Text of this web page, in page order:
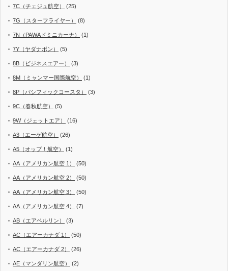
7C（チェジュ航空） (25)
7G（スターフライヤー） (8)
7N（PAWAドミニカーナ） (1)
7Y（ヤダナポン） (5)
8B（ビジネスエアー） (3)
8M（ミャンマー国際航空） (1)
8P（パシフィックコースタ） (3)
9C（春秋航空） (5)
9W（ジェットエア） (16)
A3（エーゲ航空） (26)
A5（オップ！航空） (1)
AA（アメリカン航空 1） (50)
AA（アメリカン航空 2） (50)
AA（アメリカン航空 3） (50)
AA（アメリカン航空 4） (7)
AB（エアベルリン） (3)
AC（エアーカナダ 1） (50)
AC（エアーカナダ 2） (26)
AE（マンダリン航空） (2)